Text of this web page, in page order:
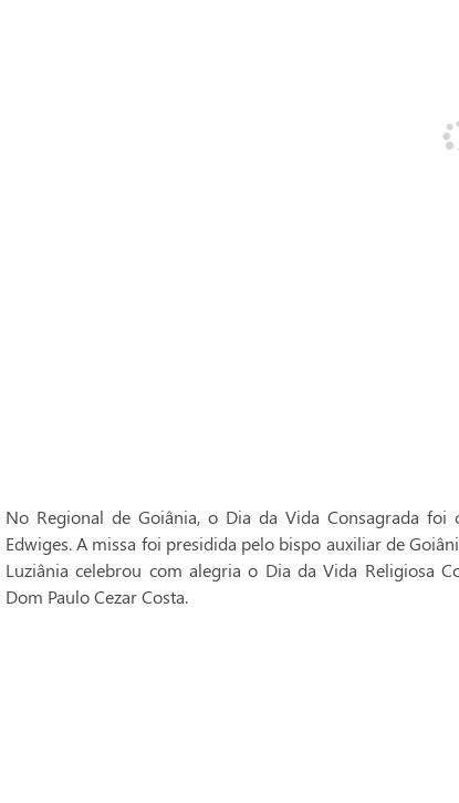
No Regional de Goiânia, o Dia da Vida Consagrada foi
Edwiges. A missa foi presidida pelo bispo auxiliar de
Luziânia celebrou com alegria o Dia da Vida Religiosa
Dom Paulo Cezar Costa.